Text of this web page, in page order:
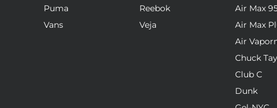
Puma
Reebok
Vans
Veja
Air Max
Air Max
Air
Chuck
Club C
Dunk